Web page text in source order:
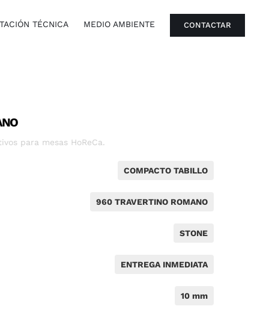
TÉCNICA MEDIO AMBIENTE CONTACTAR
para mesas HoReCa.
COMPACTO TABILLO
960 TRAVERTINO ROMANO
STONE
ENTREGA INMEDIATA
10 mm